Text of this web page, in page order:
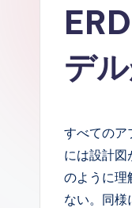
デ
すべてのア
には設計図
のように理
ない。同様